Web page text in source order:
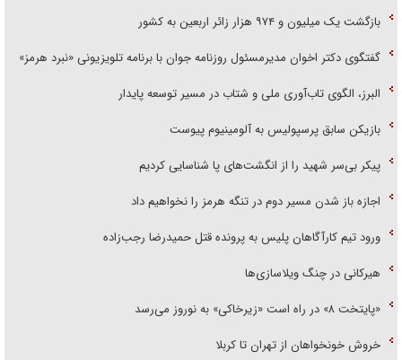
بازگشت یک میلیون و ۹۷۴ هزار زائر اربعین به کشور
گفتگوی دکتر اخوان مدیرمسئول روزنامه جوان با برنامه تلویزیونی «نبرد هرمز»
البرز، الگوی تاب‌آوری ملی و شتاب در مسیر توسعه پایدار
بازیکن سابق پرسپولیس به آلومینیوم پیوست
پیکر بی‌سر شهید را از انگشت‌های پا شناسایی کردیم
اجازه باز شدن مسیر دوم در تنگه هرمز را نخواهیم داد
ورود تیم کارآگاهان پلیس به پرونده قتل حمیدرضا رجب‌زاده
هیرکانی در چنگ ویلاسازی‌ها
«پایتخت ۸» در راه است «زیرخاکی» به نوروز می‌رسد
خروش خونخواهان از تهران تا کربلا